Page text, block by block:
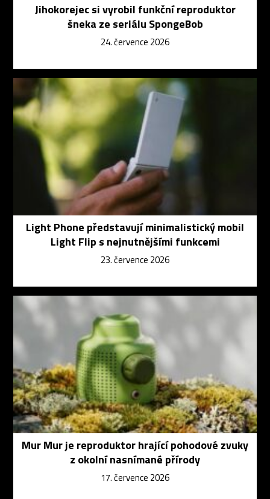
Jihokorejec si vyrobil funkční reproduktor
šneka ze seriálu SpongeBob
24. července 2026
Light Phone představují minimalistický mobil
Light Flip s nejnutnějšími funkcemi
23. července 2026
Mur Mur je reproduktor hrající pohodové zvuky
z okolní nasnímané přírody
17. července 2026